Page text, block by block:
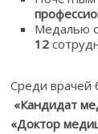
Медалью
12
Среди врачей
«Кандидат
«Доктор